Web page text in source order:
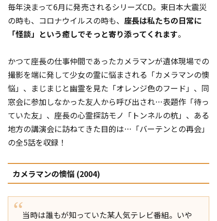
毎年決まって6月に発売されるシリーズCD。東日本大震災
の時も、コロナウイルスの時も、 座長は私たちの日常に
「怪談」という癒しでそっと寄り添ってくれます。
かつて座長の仕事仲間であったカメラマンが遺体現場での
撮影を端に発して少女の霊に悩まされる「カメラマンの懊
悩」、まじまじと幽霊を見た「オレンジ色のフード」、同
窓会に参加しなかった友人から呼び出され…表題作「待っ
ていた友」、座長の心霊探訪モノ「トンネルの杭」、ある
地方の講演会に訪ねてきた目的は…「バーテンとの再会」
の全5話を収録！
カメラマンの懊悩 (2004)
当時は誰もが知っていた某人気テレビ番組。いや